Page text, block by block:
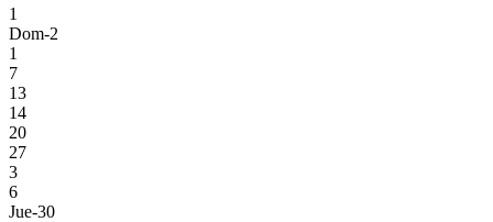
1
Dom-2
1
7
13
14
20
27
3
6
Jue-30